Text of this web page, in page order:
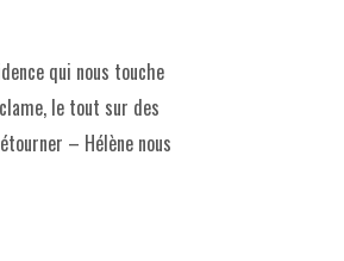
qui nous touche
le tout sur des
– Hélène nous